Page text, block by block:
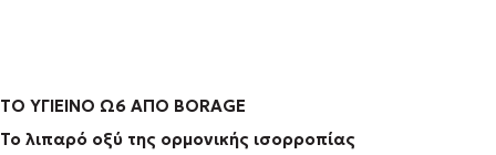
ΤΟ ΥΓΙΕΙΝΟ Ω6 ΑΠΟ BORAGE
Το λιπαρό οξύ της ορμονικής ισορροπίας